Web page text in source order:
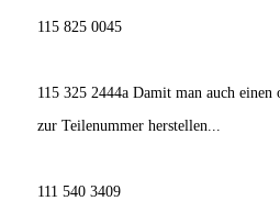
115 825 0045
115 325 2444a Damit man auch einen
zur Teilenummer herstellen...
111 540 3409